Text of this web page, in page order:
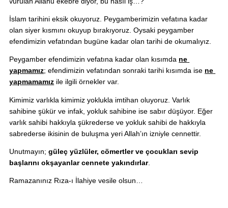
İslam tarihini eksik okuyoruz. Peygamberimizin vefatına kadar
olan siyer kısmını okuyup bırakıyoruz. Oysaki peygamber
efendimizin vefatından bugüne kadar olan tarihi de okumalıyız.
Peygamber efendimizin vefatına kadar olan kısımda ne
yapmamız; efendimizin vefatından sonraki tarihi kısımda ise ne
yapmamamız ile ilgili örnekler var.
Kimimiz varlıkla kimimiz yoklukla imtihan oluyoruz. Varlık
sahibine şükür ve infak, yokluk sahibine ise sabır düşüyor. Eğer
varlık sahibi hakkıyla şükrederse ve yokluk sahibi de hakkıyla
sabrederse ikisinin de buluşma yeri Allah’ın izniyle cennettir.
Unutmayın; güleç yüzlüler, cömertler ve çocukları sevip
başlarını okşayanlar cennete yakındırlar.
Ramazanınız Rıza-ı İlahiye vesile olsun…